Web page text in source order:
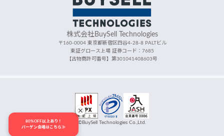
株式会社BuySell Technologies
〒160-0004 東京都新宿区四谷4-28-8 PALTビル
東証グロース上場 証券コード：7685
【古物商許可番号】第301041408603号
©BuySell Technologies Co.,Ltd.
80%OFF以上あり！
バーゲン会場はこちら≫